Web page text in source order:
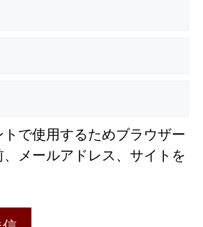
で使用するためブラウザー
メールアドレス、サイトを